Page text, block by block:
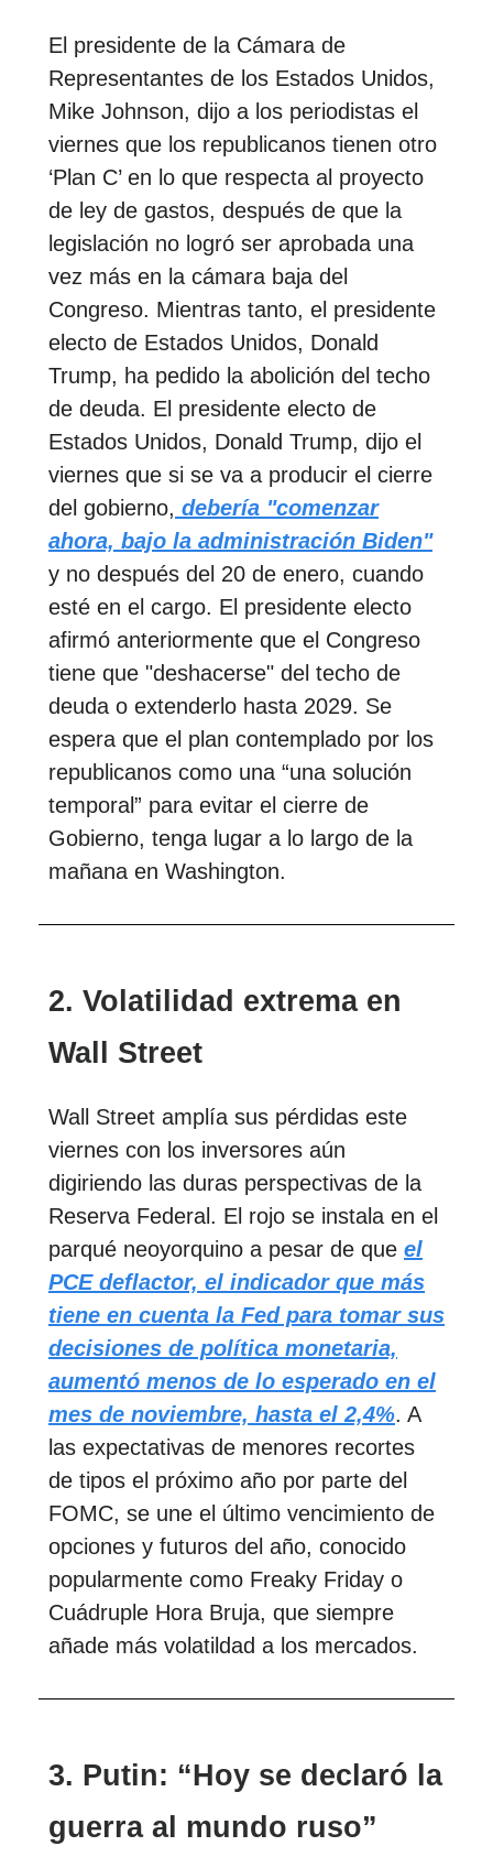
El presidente de la Cámara de
Representantes de los Estados Unidos,
Mike Johnson, dijo a los periodistas el
viernes que los republicanos tienen otro
‘Plan C’ en lo que respecta al proyecto
de ley de gastos, después de que la
legislación no logró ser aprobada una
vez más en la cámara baja del
Congreso. Mientras tanto, el presidente
electo de Estados Unidos, Donald
Trump, ha pedido la abolición del techo
de deuda. El presidente electo de
Estados Unidos, Donald Trump, dijo el
viernes que si se va a producir el cierre
del gobierno, debería "comenzar
ahora, bajo la administración Biden"
y no después del 20 de enero, cuando
esté en el cargo. El presidente electo
afirmó anteriormente que el Congreso
tiene que "deshacerse" del techo de
deuda o extenderlo hasta 2029. Se
espera que el plan contemplado por los
republicanos como una “una solución
temporal” para evitar el cierre de
Gobierno, tenga lugar a lo largo de la
mañana en Washington.
2. Volatilidad extrema en
Wall Street
Wall Street amplía sus pérdidas este
viernes con los inversores aún
digiriendo las duras perspectivas de la
Reserva Federal. El rojo se instala en el
parqué neoyorquino a pesar de que el
PCE deflactor, el indicador que más
tiene en cuenta la Fed para tomar sus
decisiones de política monetaria,
aumentó menos de lo esperado en el
mes de noviembre, hasta el 2,4%. A
las expectativas de menores recortes
de tipos el próximo año por parte del
FOMC, se une el último vencimiento de
opciones y futuros del año, conocido
popularmente como Freaky Friday o
Cuádruple Hora Bruja, que siempre
añade más volatildad a los mercados.
3. Putin: “Hoy se declaró la
guerra al mundo ruso”